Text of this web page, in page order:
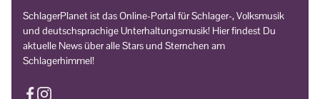
SchlagerPlanet ist das Online-Portal für Schlager-, Volksmusik
und deutschsprachige Unterhaltungsmusik! Hier findest Du
aktuelle News über alle Stars und Sternchen am
Schlagerhimmel!